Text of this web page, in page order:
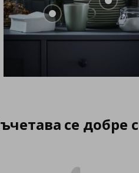
се добре с